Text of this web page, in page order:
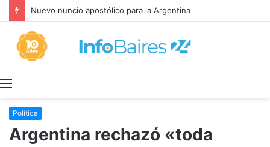
Nuevo nuncio apostólico para la Argentina
Política
Argentina rechazó «toda